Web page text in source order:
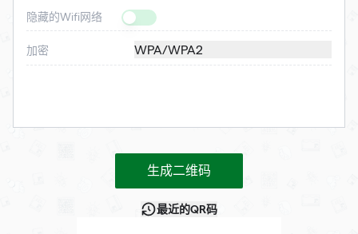
隐藏的Wifi网络 Is Hidden
加密 WPA/WPA2
生成二维码
最近的QR码